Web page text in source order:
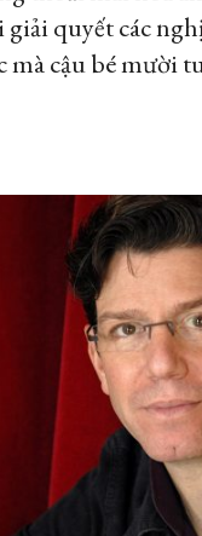
quyết các
mà cậu bé mười